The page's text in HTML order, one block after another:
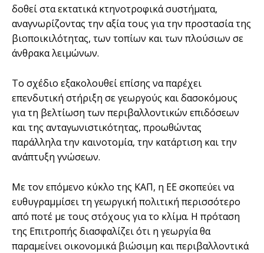
δοθεί στα εκτατικά κτηνοτροφικά συστήματα,
αναγνωρίζοντας την αξία τους για την προστασία της
βιοποικιλότητας, των τοπίων και των πλούσιων σε
άνθρακα λειμώνων.
Το σχέδιο εξακολουθεί επίσης να παρέχει
επενδυτική στήριξη σε γεωργούς και δασοκόμους
για τη βελτίωση των περιβαλλοντικών επιδόσεων
και της ανταγωνιστικότητας, προωθώντας
παράλληλα την καινοτομία, την κατάρτιση και την
ανάπτυξη γνώσεων.
Με τον επόμενο κύκλο της ΚΑΠ, η ΕΕ σκοπεύει να
ευθυγραμμίσει τη γεωργική πολιτική περισσότερο
από ποτέ με τους στόχους για το κλίμα. Η πρόταση
της Επιτροπής διασφαλίζει ότι η γεωργία θα
παραμείνει οικονομικά βιώσιμη και περιβαλλοντικά